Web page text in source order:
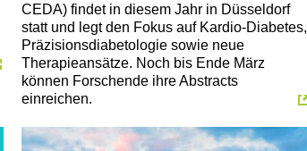
CEDA) findet in diesem Jahr in Düsseldorf
statt und legt den Fokus auf Kardio-Diabetes,
Präzisionsdiabetologie sowie neue
Therapieansätze. Noch bis Ende März
können Forschende ihre Abstracts
einreichen.